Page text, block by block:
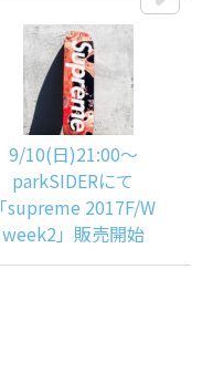
9/10(日)21:00～
parkSIDERにて
「supreme 2017F/W
week2」販売開始